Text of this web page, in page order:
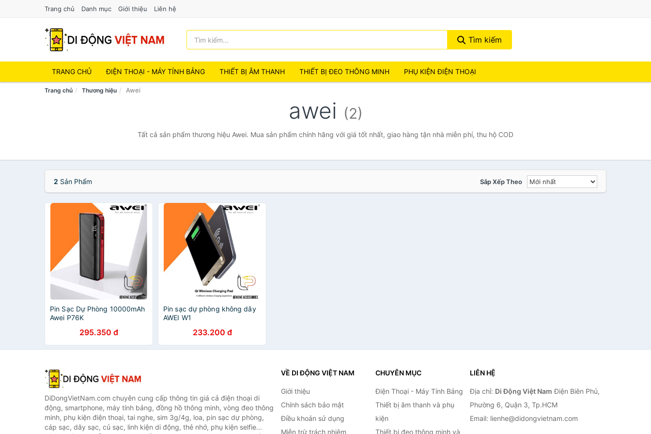
Trang chủ Danh mục Giới thiệu Liên hệ
Tìm kiếm
TRANG CHỦ ĐIỆN THOẠI - MÁY TÍNH BẢNG THIẾT BỊ ÂM THANH THIẾT BỊ ĐEO THÔNG MINH PHỤ KIỆN ĐIỆN THOẠI
Trang chủ Thương hiệu Awei
awei (2)
Tất cả sản phẩm thương hiệu Awei. Mua sản phẩm chính hãng với giá tốt nhất, giao hàng tận nhà miễn phí, thu hộ COD
2 Sản Phẩm Sắp Xếp Theo
Pin Sạc Dự Phòng 10000mAh
Awei P76K
295.350 đ
Pin sạc dự phòng không dây
AWEI W1
233.200 đ
DiDongVietNam.com chuyên cung cấp thông tin giá cả điện thoại di
động, smartphone, máy tính bảng, đồng hồ thông minh, vòng đeo thông
minh, phụ kiện điện thoại, tai nghe, sim 3g/4g, loa, pin sạc dự phòng,
cáp sạc, dây sạc, củ sạc, linh kiện di động, thẻ nhớ, phụ kiện selfie...
VỀ DI ĐỘNG VIỆT NAM
Giới thiệu
Chính sách bảo mật
Điều khoản sử dụng
Miễn trừ trách nhiệm
CHUYÊN MỤC
Điện Thoại - Máy Tính Bảng
Thiết bị âm thanh và phụ
kiện
Thiết bị đeo thông minh và
LIÊN HỆ
Địa chỉ: Di Động Việt Nam Điện Biên Phủ,
Phường 6, Quận 3, Tp.HCM
Email: lienhe@didongvietnam.com